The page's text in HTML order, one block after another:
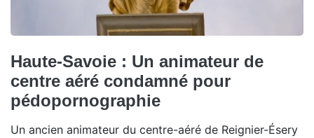
Haute-Savoie : Un animateur de
centre aéré condamné pour
pédopornographie
Un ancien animateur du centre-aéré de Reignier-Ésery